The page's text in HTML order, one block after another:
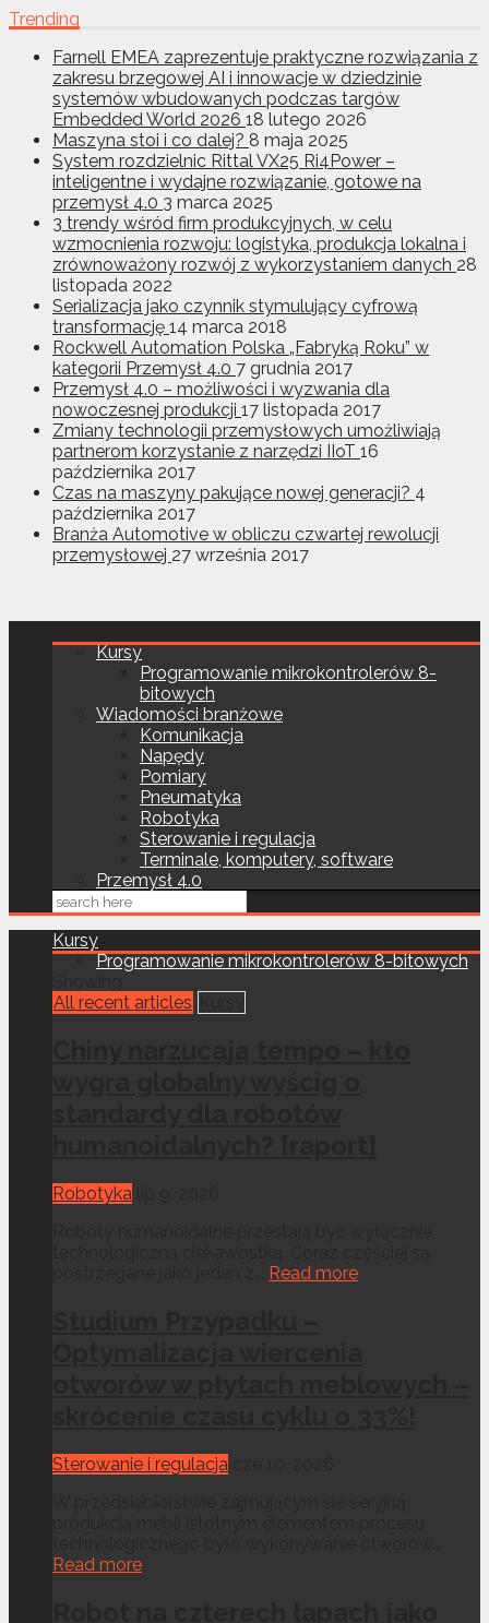
Trending
Farnell EMEA zaprezentuje praktyczne rozwiązania z
zakresu brzegowej AI i innowacje w dziedzinie
systemów wbudowanych podczas targów
Embedded World 2026 18 lutego 2026
Maszyna stoi i co dalej? 8 maja 2025
System rozdzielnic Rittal VX25 Ri4Power –
inteligentne i wydajne rozwiązanie, gotowe na
przemysł 4.0 3 marca 2025
3 trendy wśród firm produkcyjnych, w celu
wzmocnienia rozwoju: logistyka, produkcja lokalna i
zrównoważony rozwój z wykorzystaniem danych 28
listopada 2022
Serializacja jako czynnik stymulujący cyfrową
transformację 14 marca 2018
Rockwell Automation Polska „Fabryką Roku” w
kategorii Przemysł 4.0 7 grudnia 2017
Przemysł 4.0 – możliwości i wyzwania dla
nowoczesnej produkcji 17 listopada 2017
Zmiany technologii przemysłowych umożliwiają
partnerom korzystanie z narzędzi IIoT 16
października 2017
Czas na maszyny pakujące nowej generacji? 4
października 2017
Branża Automotive w obliczu czwartej rewolucji
przemysłowej 27 września 2017
Kursy
Programowanie mikrokontrolerów 8-
bitowych
Wiadomości branżowe
Komunikacja
Napędy
Pomiary
Pneumatyka
Robotyka
Sterowanie i regulacja
Terminale, komputery, software
Przemysł 4.0
Kursy
Programowanie mikrokontrolerów 8-bitowych
All recent articles
Robotyka
Read more
Sterowanie i regulacja
Read more